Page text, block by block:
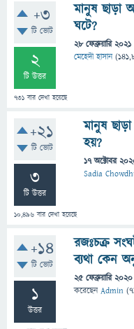
+3
টি ভোট
2
টি উত্তর
731 বার দেখা হয়েছে
মানুষ ছাড়া
ঘটে?
28 ফেব্রুয়ারি 2021
মেহেদী হাসান (
+21
টি ভোট
3
টি উত্তর
10,496 বার দেখা হয়েছে
মানুষ
হয়?
17 অক্টোবর
Sadia
+14
টি ভোট
1
উত্তর
রজঃচক্র
ব্যথা কেন
25 ফেব্রুয়ারি 2020
করেছেনAdmin (